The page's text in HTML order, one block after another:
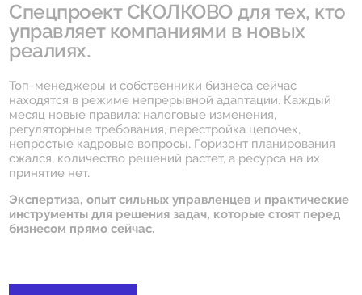
Спецпроект СКОЛКОВО для тех, кто
управляет компаниями в новых
реалиях.
Топ-менеджеры и собственники бизнеса сейчас
находятся в режиме непрерывной адаптации. Каждый
месяц новые правила: налоговые изменения,
регуляторные требования, перестройка цепочек,
непростые кадровые вопросы. Горизонт планирования
сжался, количество решений растет, а ресурса на их
принятие нет.
Экспертиза, опыт сильных управленцев и практические
инструменты для решения задач, которые стоят перед
бизнесом прямо сейчас.